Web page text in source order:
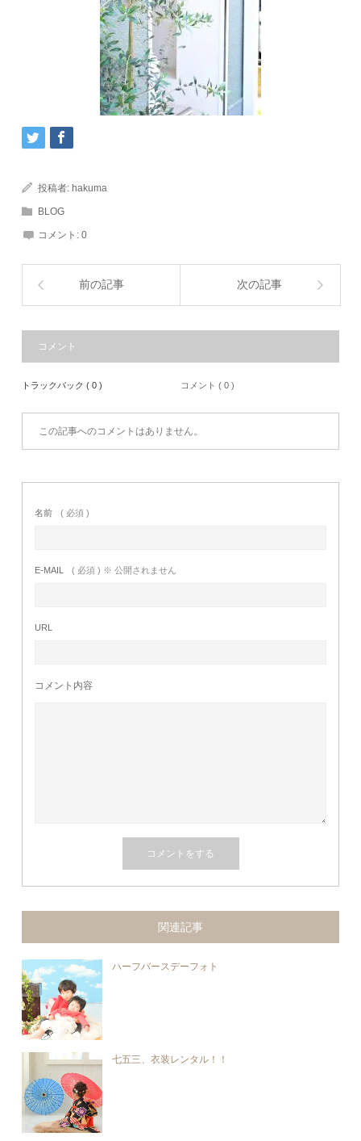
投稿者: hakuma
BLOG
コメント:0
前の記事 次の記事
コメント
トラックバック ( 0 ) コメント ( 0 )
この記事へのコメントはありません。
名前 ( 必須 )
E-MAIL ( 必須 ) ※ 公開されません
URL
コメント内容
関連記事
ハーフバースデーフォト
七五三、衣装レンタル！！